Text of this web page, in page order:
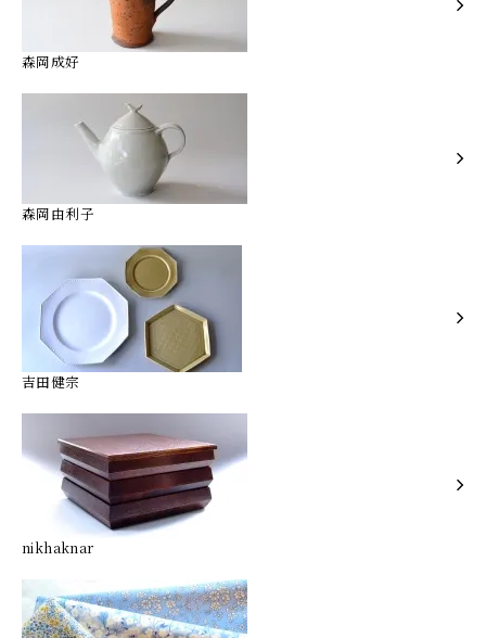
森岡成好
森岡由利子
吉田健宗
nikhaknar